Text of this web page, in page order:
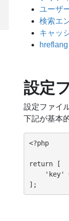
ユーザ
検索エ
キャッ
設定
設定ファイ
下記が基本
<?php
return [
'key'